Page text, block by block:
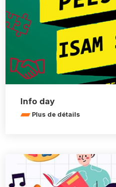
Info day
Plus de détails